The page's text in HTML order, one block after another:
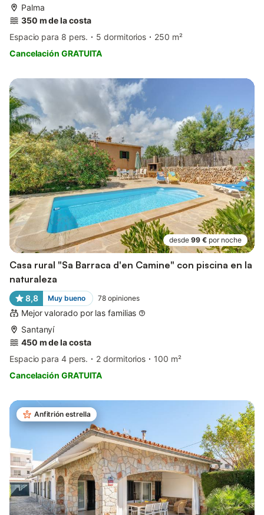
Palma
350 m de la costa
Espacio para 8 pers.
5 dormitorios
250 m²
Cancelación GRATUITA
desde 99 € por noche
Casa rural "Sa Barraca d'en Camine" con piscina en la
naturaleza
8,8 Muy bueno 78 opiniones
Mejor valorado por las familias
Santanyí
450 m de la costa
Espacio para 4 pers.
2 dormitorios
100 m²
Cancelación GRATUITA
Anfitrión estrella